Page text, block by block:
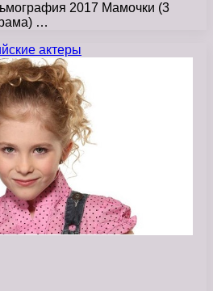
2017 Мамочки (3
…
актеры